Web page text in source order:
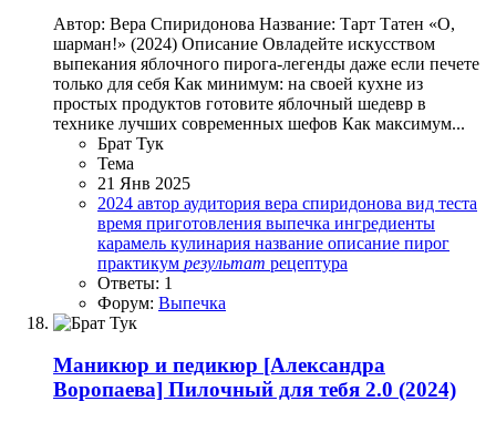
Автор: Вера Спиридонова Название: Тарт Татен «О,
шарман!» (2024) Описание Овладейте искусством
выпекания яблочного пирога-легенды даже если печете
только для себя Как минимум: на своей кухне из
простых продуктов готовите яблочный шедевр в
технике лучших современных шефов Как максимум...
Брат Тук
Тема
21 Янв 2025
2024 автор аудитория вера спиридонова вид теста
время приготовления выпечка ингредиенты
карамель кулинария название описание пирог
практикум результат рецептура
Ответы: 1
Форум: Выпечка
Маникюр и педикюр [Александра
Воропаева] Пилочный для тебя 2.0 (2024)